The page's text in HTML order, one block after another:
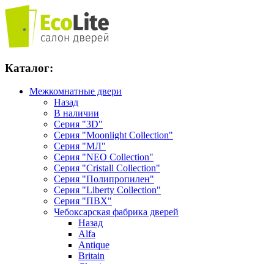
Каталог:
Межкомнатные двери
Назад
В наличии
Серия "3D"
Серия "Moonlight Collection"
Серия "МЛ"
Серия "NEO Collection"
Серия "Cristall Collection"
Серия "Полипропилен"
Серия "Liberty Collection"
Серия "ПВХ"
Чебоксарская фабрика дверей
Назад
Alfa
Antique
Britain